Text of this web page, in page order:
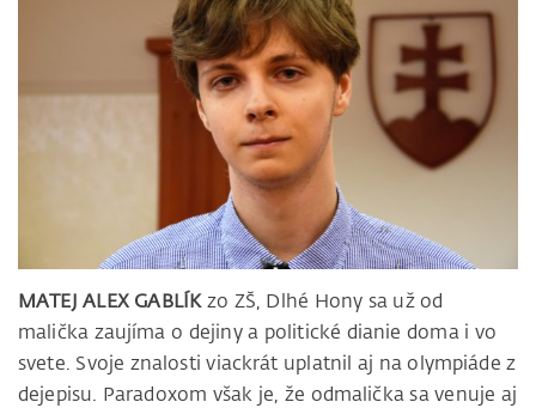
MATEJ ALEX GABLÍKzo ZŠ, Dlhé Hony sa už od
malička zaujíma o dejiny a politické dianie doma i vo
svete. Svoje znalosti viackrát uplatnil aj na olympiáde z
dejepisu. Paradoxom však je, že odmalička sa venuje aj